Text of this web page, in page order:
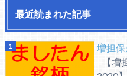
最近読まれた記事
増担
【増